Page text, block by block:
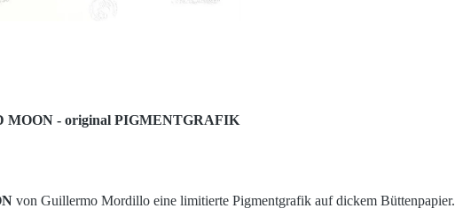
MOON - original PIGMENTGRAFIK
von Guillermo Mordillo eine limitierte Pigmentgrafik auf dickem Büttenpapier.